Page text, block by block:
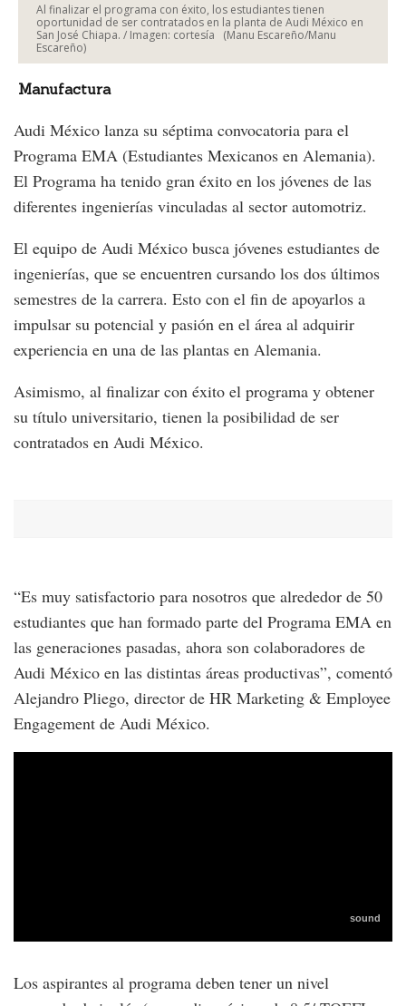
Al finalizar el programa con éxito, los estudiantes tienen
oportunidad de ser contratados en la planta de Audi México en
San José Chiapa. / Imagen: cortesía
(Manu Escareño/Manu
Escareño)
Manufactura
Audi México lanza su séptima convocatoria para el
Programa EMA (Estudiantes Mexicanos en Alemania).
El Programa ha tenido gran éxito en los jóvenes de las
diferentes ingenierías vinculadas al sector automotriz.
El equipo de Audi México busca jóvenes estudiantes de
ingenierías, que se encuentren cursando los dos últimos
semestres de la carrera. Esto con el fin de apoyarlos a
impulsar su potencial y pasión en el área al adquirir
experiencia en una de las plantas en Alemania.
Asimismo, al finalizar con éxito el programa y obtener
su título universitario, tienen la posibilidad de ser
contratados en Audi México.
“Es muy satisfactorio para nosotros que alrededor de 50
estudiantes que han formado parte del Programa EMA en
las generaciones pasadas, ahora son colaboradores de
Audi México en las distintas áreas productivas”, comentó
Alejandro Pliego, director de HR Marketing & Employee
Engagement de Audi México.
Los aspirantes al programa deben tener un nivel